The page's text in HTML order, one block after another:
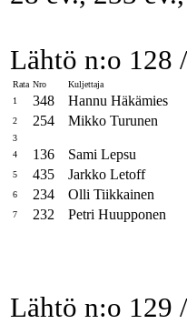
Lähtö n:o 128 /
Rata Nro Kuljettaja
1
348 Hannu Häkämies
2 254 Mikko Turunen
3
4
136 Sami Lepsu
5 435 Jarkko Letoff
6 234 Olli Tiikkainen
7 232 Petri Huupponen
Lähtö n:o 129 /